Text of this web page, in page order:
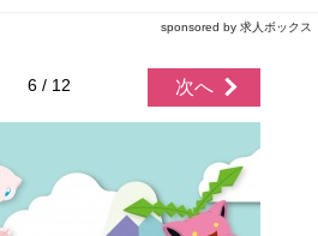
sponsored by 求人ボックス
6 / 12 次へ